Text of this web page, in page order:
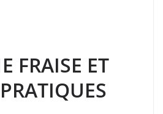
FRAISE ET